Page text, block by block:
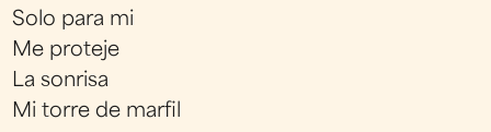
Solo para mi
Me proteje
La sonrisa
Mi torre de marfil